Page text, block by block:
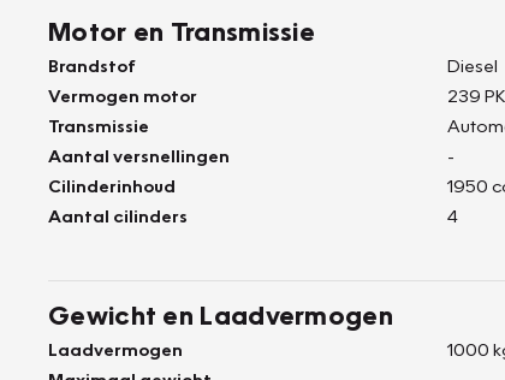
Motor en Transmissie
Brandstof
Diesel
Vermogen motor
239
Transmissie
Aantal versnellingen
-
Cilinderinhoud
1950
Aantal cilinders
4
Gewicht en Laadvermogen
Laadvermogen
1000